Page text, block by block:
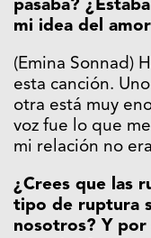
pasaba?
mi idea del
(Emina Sonnad)
esta canción.
otra está muy
voz fue lo que
mi relación no
¿Crees que las
tipo de ruptura
nosotros? Y por